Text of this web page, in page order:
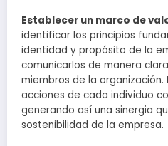
Establecer un marco de
identificar los principios
identidad y propósito de la
comunicarlos de manera
miembros de la
acciones de cada individuo
generando así una sinergia
sostenibilidad de la empresa.